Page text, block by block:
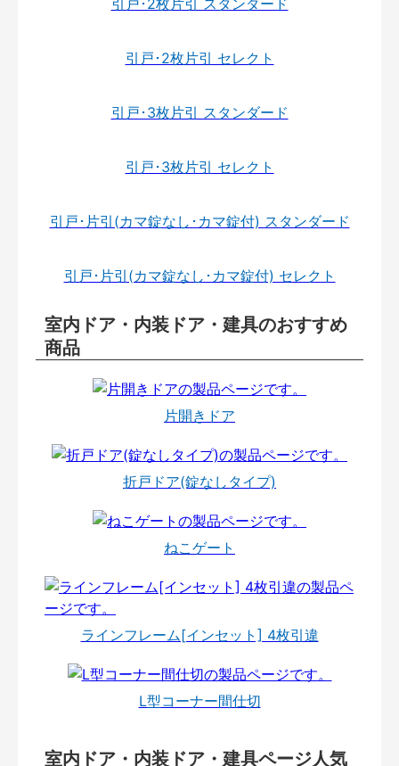
引戸･2枚片引 セレクト
引戸･3枚片引 スタンダード
引戸･3枚片引 セレクト
引戸･片引(カマ錠なし･カマ錠付) スタンダード
引戸･片引(カマ錠なし･カマ錠付) セレクト
室内ドア・内装ドア・建具のおすすめ
商品
片開きドア
折戸ドア(錠なしタイプ)
ねこゲート
ラインフレーム[インセット] 4枚引違
L型コーナー間仕切
室内ドア・内装ドア・建具ページ人気